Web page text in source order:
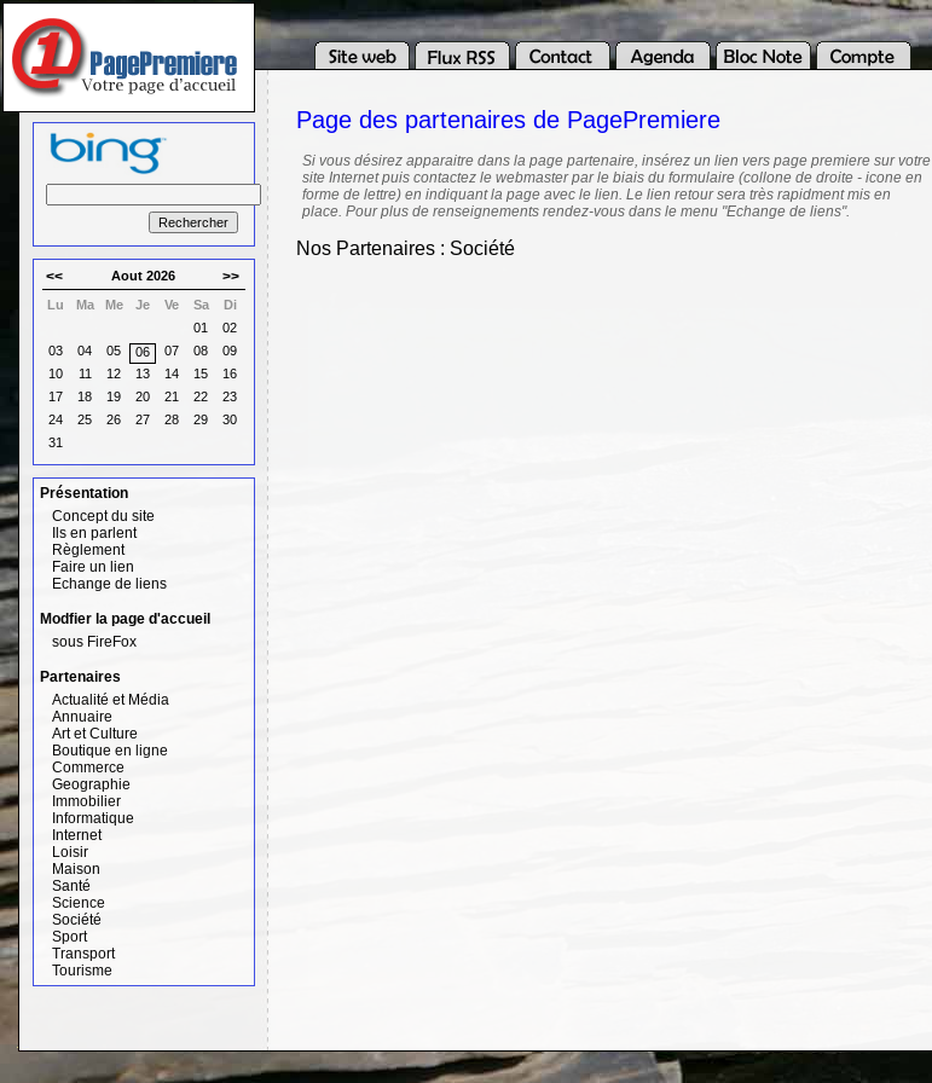
<< Aout 2026 >>
Lu Ma Me Je Ve Sa
Di
01
02
03
04 05 06 07 08
09
10
11 12 13 14 15
16
17
18 19 20 21 22
23
24
25 26 27 28 29
30
31
Présentation
Concept du site
Ils en parlent
Règlement
Faire un lien
Echange de liens
Modfier la page d'accueil
sous FireFox
Partenaires
Actualité et Média
Annuaire
Art et Culture
Boutique en ligne
Commerce
Geographie
Immobilier
Informatique
Internet
Loisir
Maison
Santé
Science
Société
Sport
Transport
Tourisme
Page des partenaires de PagePremiere
Si vous désirez apparaitre dans la page partenaire, insérez un lien vers page premiere sur votre
site Internet puis contactez le webmaster par le biais du formulaire (collone de droite - icone en
forme de lettre) en indiquant la page avec le lien. Le lien retour sera très rapidment mis en
place. Pour plus de renseignements rendez-vous dans le menu "Echange de liens".
Nos Partenaires : Société